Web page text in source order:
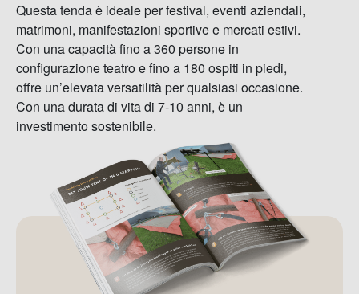
Questa tenda è ideale per festival, eventi aziendali,
matrimoni, manifestazioni sportive e mercati estivi.
Con una capacità fino a 360 persone in
configurazione teatro e fino a 180 ospiti in piedi,
offre un’elevata versatilità per qualsiasi occasione.
Con una durata di vita di 7-10 anni, è un
investimento sostenibile.